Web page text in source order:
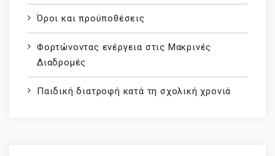
Όροι και προϋποθέσεις
Φορτώνοντας ενέργεια στις Μακρινές
Διαδρομές
Παιδική διατροφή κατά τη σχολική χρονιά